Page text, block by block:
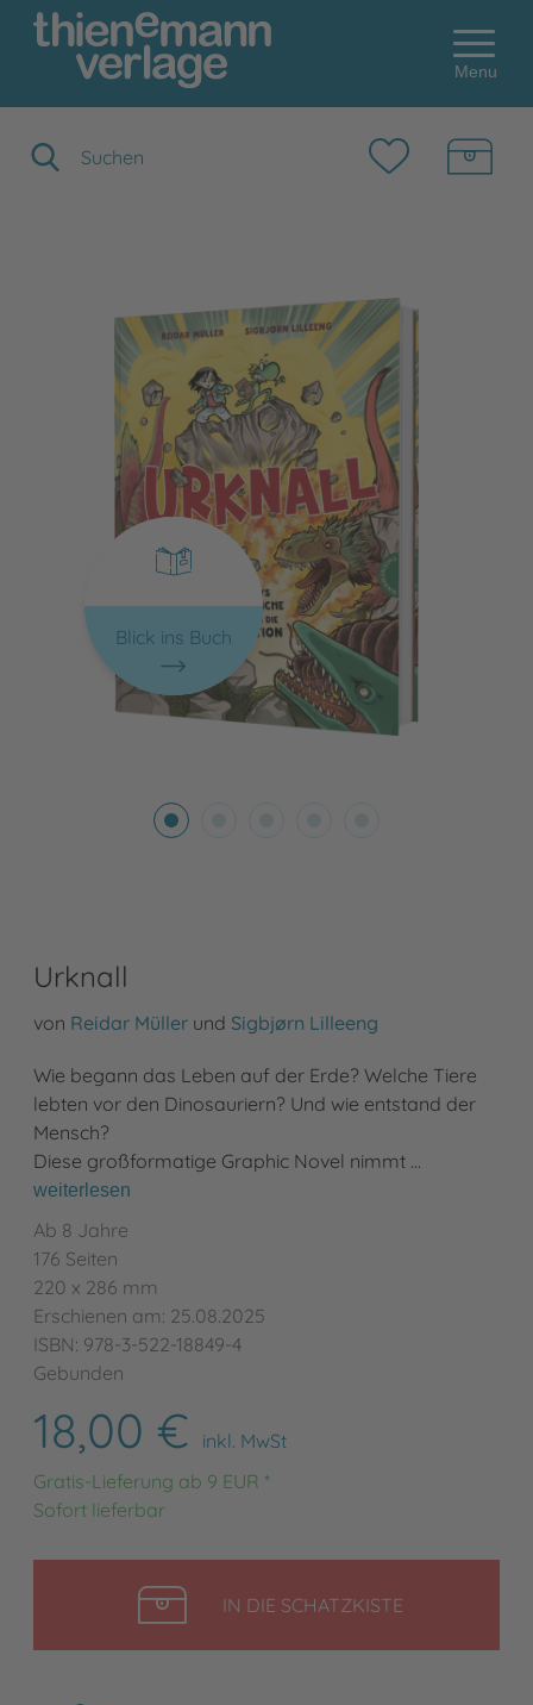
Menu
Blick ins Buch
Urknall
von Reidar Müller und Sigbjørn Lilleeng
Wie begann das Leben auf der Erde? Welche Tiere
lebten vor den Dinosauriern? Und wie entstand der
Mensch?
Diese großformatige Graphic Novel nimmt …
weiterlesen
Ab 8 Jahre
176 Seiten
220 x 286 mm
Erschienen am: 25.08.2025
ISBN: 978-3-522-18849-4
Gebunden
18,00 €
inkl. MwSt
Gratis-Lieferung ab 9 EUR *
Sofort lieferbar
IN DIE SCHATZKISTELEGEN